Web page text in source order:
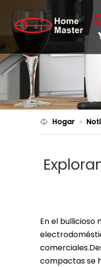
Hogar »
En el bullicioso
compactas se